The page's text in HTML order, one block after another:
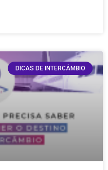
DICAS DE INTERCÂMBIO